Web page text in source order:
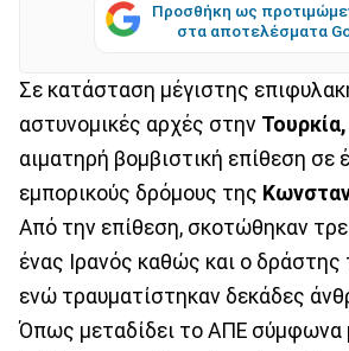
Προσθήκη ως
στα αποτελέσματα
Σε κατάσταση μέγιστης
αστυνομικές αρχές στην Τουρκία,
αιματηρή βομβιστική επίθεση σε
εμπορικούς δρόμους της
Από την επίθεση, σκοτώθηκαν
ένας Ιρανός καθώς και ο δράστης
ενώ τραυματίστηκαν δεκάδες
Όπως μεταδίδει το ΑΠΕ σύμφωνα